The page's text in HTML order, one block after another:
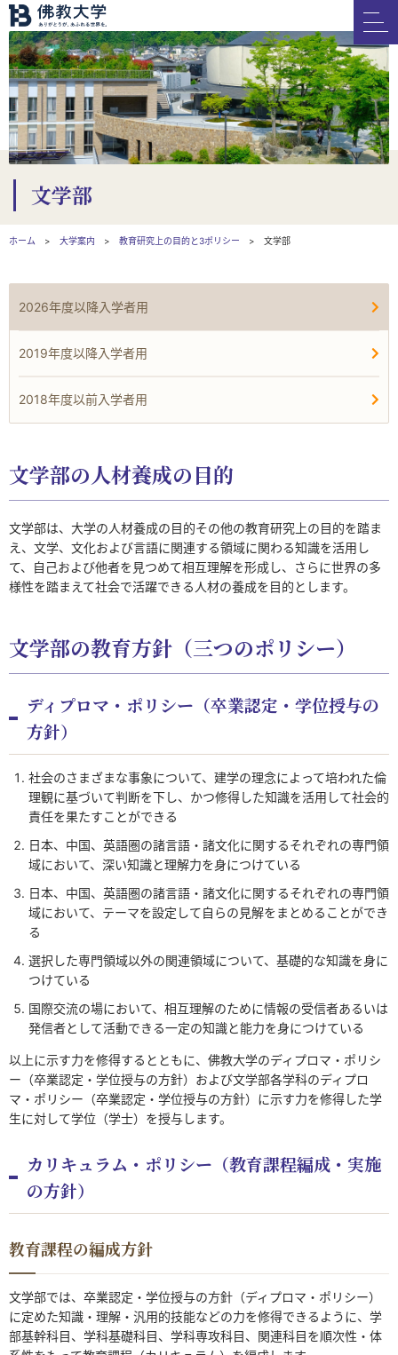
文学部
ホーム 大学案内 教育研究上の目的と3ポリシー 文学部
2026年度以降入学者用
2019年度以降入学者用
2018年度以前入学者用
文学部の人材養成の目的
文学部は、大学の人材養成の目的その他の教育研究上の目的を踏ま
え、文学、文化および言語に関連する領域に関わる知識を活用し
て、自己および他者を見つめて相互理解を形成し、さらに世界の多
様性を踏まえて社会で活躍できる人材の養成を目的とします。
文学部の教育方針（三つのポリシー）
ディプロマ・ポリシー（卒業認定・学位授与の
方針）
社会のさまざまな事象について、建学の理念によって培われた倫
理観に基づいて判断を下し、かつ修得した知識を活用して社会的
責任を果たすことができる
日本、中国、英語圏の諸言語・諸文化に関するそれぞれの専門領
域において、深い知識と理解力を身につけている
日本、中国、英語圏の諸言語・諸文化に関するそれぞれの専門領
域において、テーマを設定して自らの見解をまとめることができ
る
選択した専門領域以外の関連領域について、基礎的な知識を身に
つけている
国際交流の場において、相互理解のために情報の受信者あるいは
発信者として活動できる一定の知識と能力を身につけている
以上に示す力を修得するとともに、佛教大学のディプロマ・ポリシ
ー（卒業認定・学位授与の方針）および文学部各学科のディプロ
マ・ポリシー（卒業認定・学位授与の方針）に示す力を修得した学
生に対して学位（学士）を授与します。
カリキュラム・ポリシー（教育課程編成・実施
の方針）
教育課程の編成方針
文学部では、卒業認定・学位授与の方針（ディプロマ・ポリシー）
に定めた知識・理解・汎用的技能などの力を修得できるように、学
部基幹科目、学科基礎科目、学科専攻科目、関連科目を順次性・体